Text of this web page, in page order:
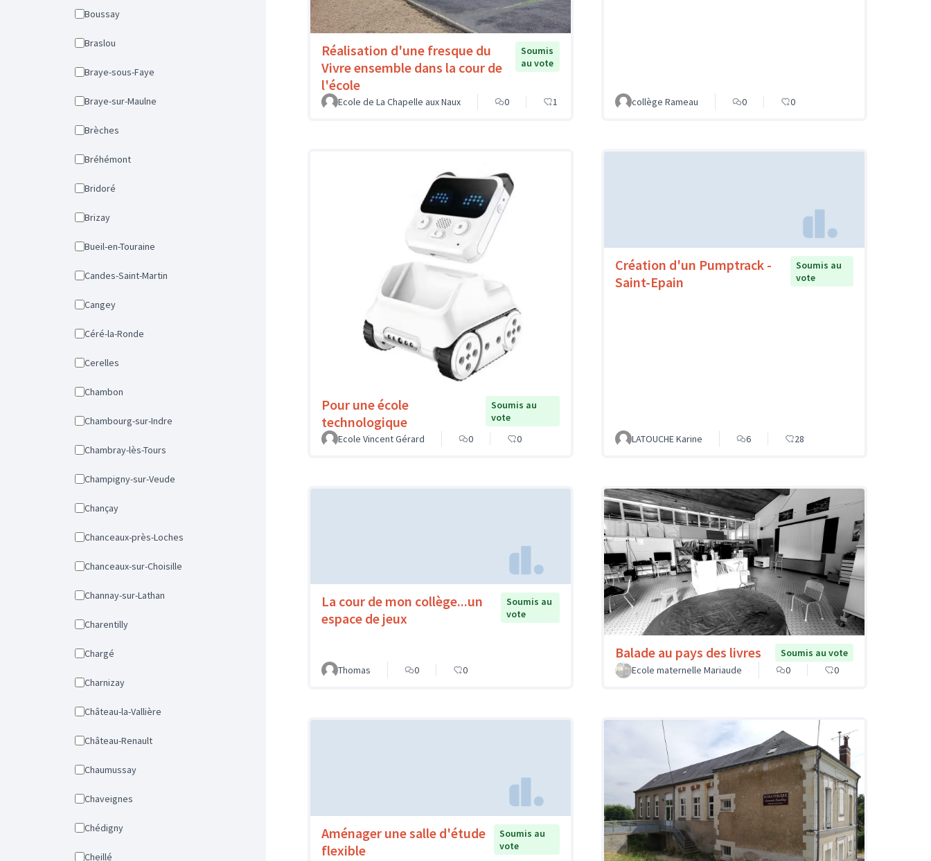
Boussay
Braslou
Braye-sous-Faye
Braye-sur-Maulne
Brèches
Bréhémont
Bridoré
Brizay
Bueil-en-Touraine
Candes-Saint-Martin
Cangey
Céré-la-Ronde
Cerelles
Chambon
Chambourg-sur-Indre
Chambray-lès-Tours
Champigny-sur-Veude
Chançay
Chanceaux-près-Loches
Chanceaux-sur-Choisille
Channay-sur-Lathan
Charentilly
Chargé
Charnizay
Château-la-Vallière
Château-Renault
Chaumussay
Chaveignes
Chédigny
Cheillé
Réalisation d'une fresque du
Vivre ensemble dans la cour de
l'école
Soumis
au vote
Ecole de La Chapelle aux Naux 0 1 collège Rameau 0 0
Pour une école
technologique
Soumis au
vote
Ecole Vincent Gérard
0 0
Création d'un Pumptrack -
Saint-Epain
Soumis au
vote
LATOUCHE Karine 6 28
La cour de mon collège...un
espace de jeux
Soumis au
vote
Thomas 0 0
Balade au pays des livres
Soumis au vote
Ecole maternelle Mariaude
0 0
Aménager une salle d'étude
flexible
Soumis au
vote